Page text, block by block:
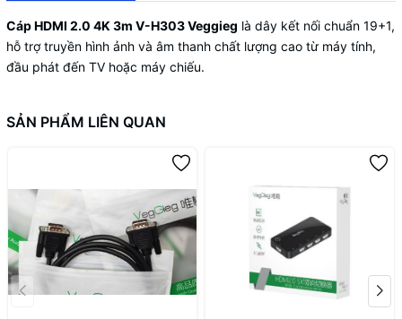
Cáp HDMI 2.0 4K 3m V-H303 Veggieg là dây kết nối chuẩn 19+1,
hỗ trợ truyền hình ảnh và âm thanh chất lượng cao từ máy tính,
đầu phát đến TV hoặc máy chiếu.
SẢN PHẨM LIÊN QUAN